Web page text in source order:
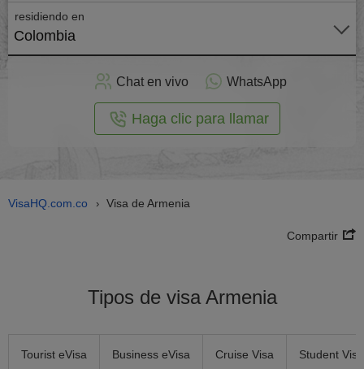
residiendo en
Colombia
Chat en vivo WhatsApp
Haga clic para llamar
VisaHQ.com.co › Visa de Armenia
Compartir
Tipos de visa Armenia
Tourist eVisa Business eVisa Cruise Visa Student Visa